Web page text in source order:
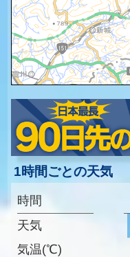
1時間ごとの天気
時間
天気
気温(℃)